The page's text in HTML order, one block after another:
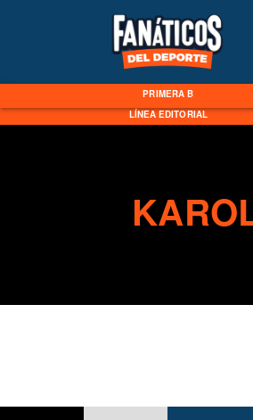
PRIMERA B
LÍNEA EDITORIAL